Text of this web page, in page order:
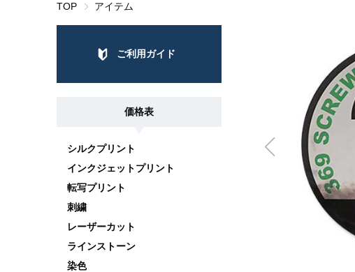
TOP アイテム
ご利用ガイド
価格表
シルクプリント
インクジェットプリント
転写プリント
刺繍
レーザーカット
ラインストーン
染色